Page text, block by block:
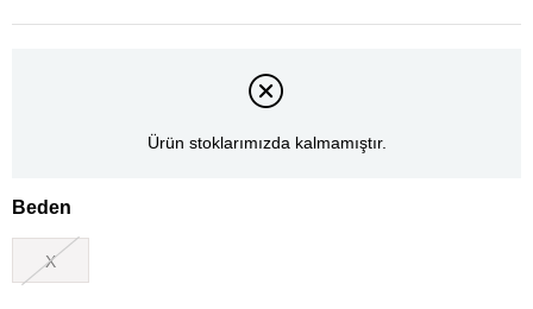
Ürün stoklarımızda kalmamıştır.
Beden
X